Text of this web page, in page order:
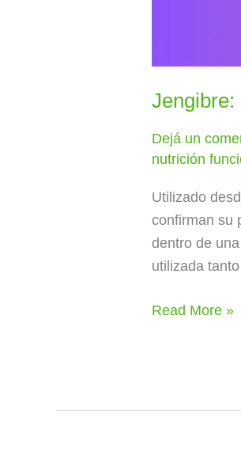
Jengibre:
Dejá un
nutrición
Utilizado
confirman su
dentro de
utilizada
Read More »